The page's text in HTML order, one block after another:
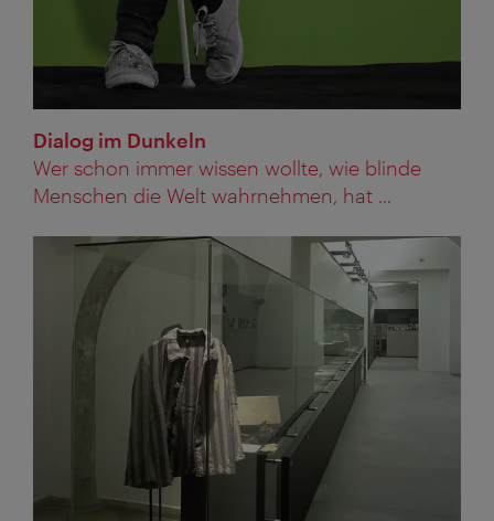
Dialog im Dunkeln
Wer schon immer wissen wollte, wie blinde
Menschen die Welt wahrnehmen, hat ...